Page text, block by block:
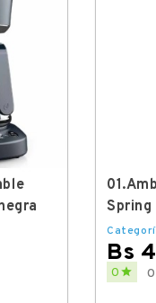
Spring
Bs
Price
0 